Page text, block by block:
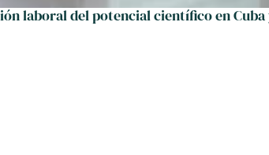
laboral del potencial científico en